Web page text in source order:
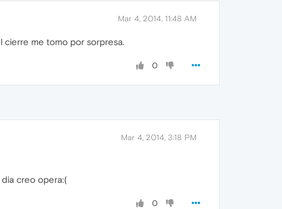
Mar 4, 2014, 11:48 AM
me tomo por sorpresa.
0
Mar 4, 2014, 3:18 PM
creo opera:(
0